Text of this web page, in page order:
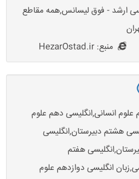
ارشد - فوق لیسانس,همه مقاطع
منبع: HezarOstad.ir
انسانی,انگلیسی دهم علوم
هشتم دبیرستان,انگلیسی
هفتم
انگلیسی دوازدهم علوم